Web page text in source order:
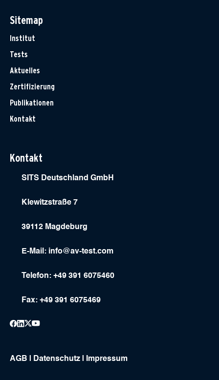
Sitemap
Institut
Tests
Aktuelles
Zertifizierung
Publikationen
Kontakt
Kontakt
SITS Deutschland GmbH
Klewitzstraße 7
39112 Magdeburg
E-Mail: info@av-test.com
Telefon: +49 391 6075460
Fax: +49 391 6075469
AGB Datenschutz Impressum